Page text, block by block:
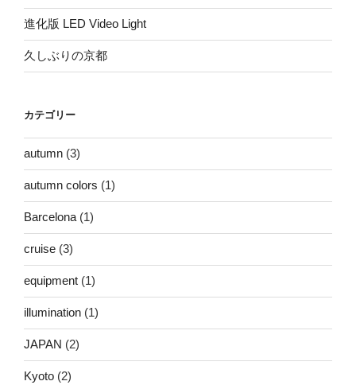
進化版 LED Video Light
久しぶりの京都
カテゴリー
autumn (3)
autumn colors (1)
Barcelona(1)
cruise (3)
equipment (1)
illumination (1)
JAPAN (2)
Kyoto (2)